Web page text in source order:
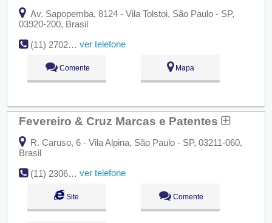
Av. Sapopemba, 8124 - Vila Tolstoi, São Paulo - SP,
03920-200, Brasil
(11) 2702-3785
ver telefone
Comente Mapa
Fevereiro & Cruz Marcas e Patentes
R. Caruso, 6 - Vila Alpina, São Paulo - SP, 03211-060,
Brasil
(11) 2306-7795
ver telefone
Site Comente